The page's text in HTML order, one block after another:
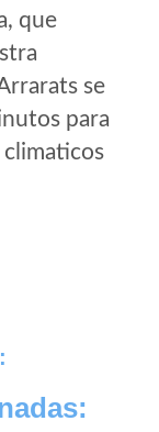
que
se
para
climaticos